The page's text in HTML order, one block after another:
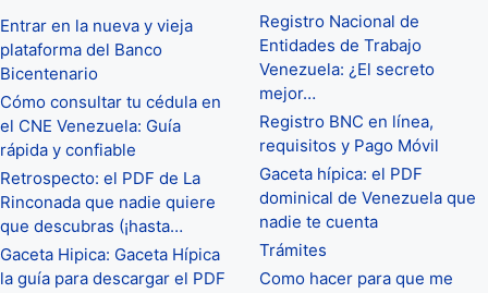
Entrar en la nueva y vieja
plataforma del Banco
Bicentenario
Cómo consultar tu cédula en
el CNE Venezuela: Guía
rápida y confiable
Retrospecto: el PDF de La
Rinconada que nadie quiere
que descubras (¡hasta…
Gaceta Hipica: Gaceta Hípica
la guía para descargar el PDF
Registro Nacional de
Entidades de Trabajo
Venezuela: ¿El secreto
mejor…
Registro BNC en línea,
requisitos y Pago Móvil
Gaceta hípica: el PDF
dominical de Venezuela que
nadie te cuenta
Trámites
Como hacer para que me